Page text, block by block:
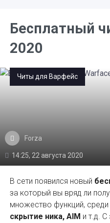
Бесплатный
2020
Читы для Варфейс
Forza
14:25, 22 августа 2020
В сети появился новый
за который вы вряд ли
множество функций,
скрытие ника, AIM и т.д. С